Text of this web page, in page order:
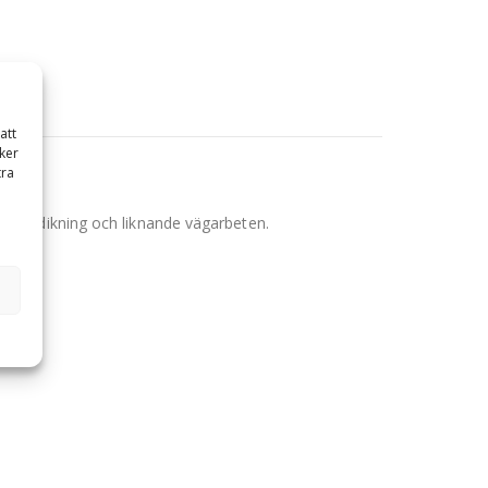
och liknande vägarbeten.